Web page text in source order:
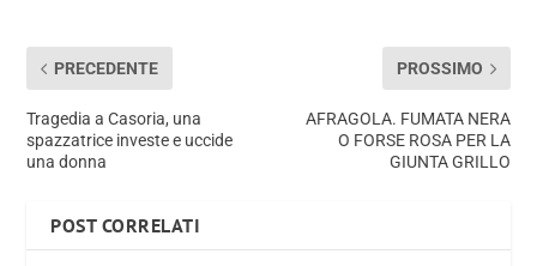
PRECEDENTE
Tragedia a Casoria, una
spazzatrice investe e uccide
una donna
PROSSIMO
AFRAGOLA. FUMATA NERA
O FORSE ROSA PER LA
GIUNTA GRILLO
POST CORRELATI